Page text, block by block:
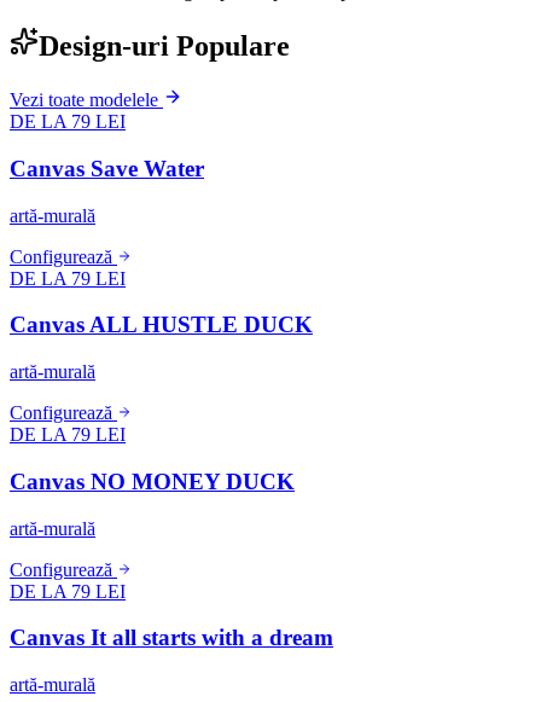
Design-uri Populare
Vezi toate modelele
DE LA 79 LEI
Canvas Save Water
artă-murală
Configurează
DE LA 79 LEI
Canvas ALL HUSTLE DUCK
artă-murală
Configurează
DE LA 79 LEI
Canvas NO MONEY DUCK
artă-murală
Configurează
DE LA 79 LEI
Canvas It all starts with a dream
artă-murală